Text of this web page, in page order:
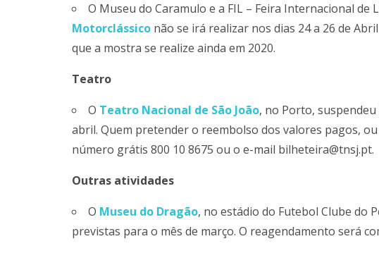
O Museu do Caramulo e a FIL – Feira Internacional de
Motorclássico não se irá realizar nos dias 24 a 26 de
que a mostra se realize ainda em 2020.
Teatro
O Teatro Nacional de São João, no Porto,
abril. Quem pretender o reembolso dos valores pagos,
número grátis 800 10 8675 ou o e-mail bilheteira@tnsj.pt.
Outras atividades
O Museu do Dragão, no estádio do Futebol Clube do
previstas para o mês de março. O reagendamento será